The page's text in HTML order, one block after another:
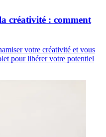
créativité : comment
votre créativité et vous
pour libérer votre potentiel